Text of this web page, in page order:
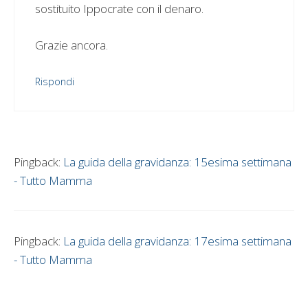
sostituito Ippocrate con il denaro.
Grazie ancora.
Rispondi
Pingback: La guida della gravidanza: 15esima settimana
- Tutto Mamma
Pingback: La guida della gravidanza: 17esima settimana
- Tutto Mamma